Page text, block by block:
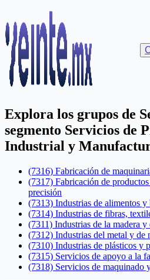
Catálogo de
CFDI 4.0
Explora los grupos de
segmento Servicios de
Industrial y
(7316) Fabricación de
(7317) Fabricación de
precisión
(7313) Industrias de alimentos y
(7314) Industrias de fibras,
(7311) Industrias de la madera y
(7312) Industrias del metal y de
(7310) Industrias de plásticos y
(7315) Servicios de apoyo a la
(7318) Servicios de maquinado